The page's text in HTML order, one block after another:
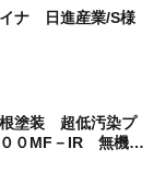
ナ 日進産業/S様
塗装 超低汚染プ
００MF－IR 無機